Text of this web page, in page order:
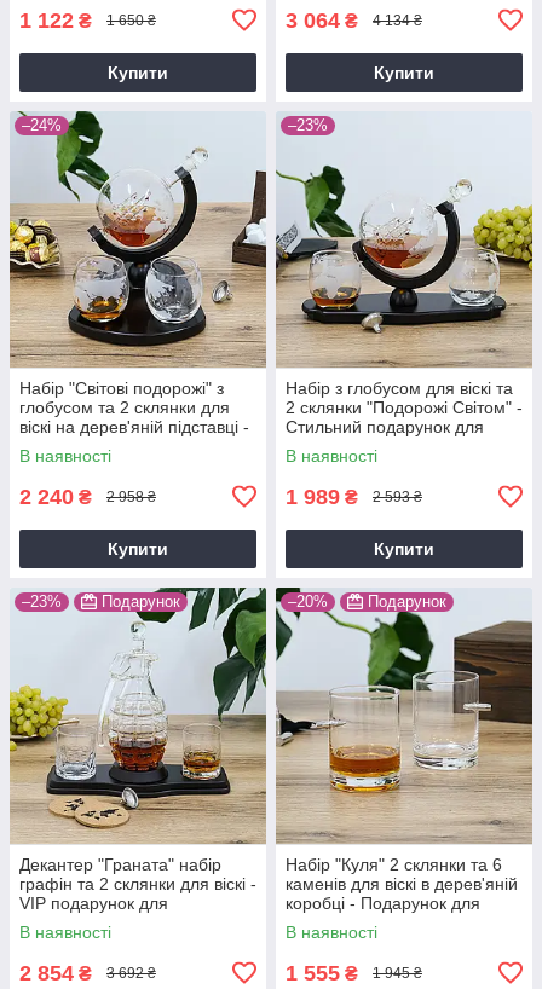
1 122 ₴ 1 650 ₴
Купити
3 064 ₴ 4 134 ₴
Купити
–24%
Набір "Світові подорожі" з
глобусом та 2 склянки для
віскі на дерев'яній підставці -
Подарунок на день
народження Гранд Презент
В наявності
2 240 ₴ 2 958 ₴
Купити
–23%
Набір з глобусом для віскі та
2 склянки "Подорожі Світом" -
Стильний подарунок для
лідера Гранд Презент
GP240019
В наявності
1 989 ₴ 2 593 ₴
Купити
–23% Подарунок
Декантер "Граната" набір
графін та 2 склянки для віскі -
VIP подарунок для
побратима Гранд Презент
GP241206
В наявності
2 854 ₴ 3 692 ₴
–20% Подарунок
Набір "Куля" 2 склянки та 6
каменів для віскі в дерев'яній
коробці - Подарунок для
побратима, для друга Гранд
Презент GP241205SP
В наявності
1 555 ₴ 1 945 ₴